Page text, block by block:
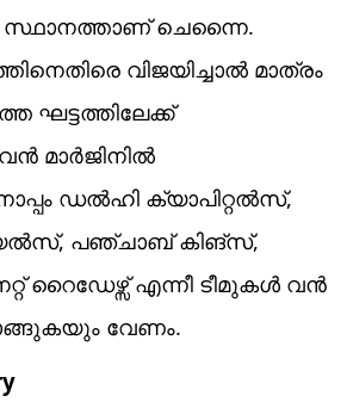
സ്ഥാനത്താണ് ചെന്നൈ.
വിജയിച്ചാൽ മാത്രം
ഘട്ടത്തിലേക്ക്
മാർജിനിൽ
ഡൽഹി ക്യാപിറ്റൽസ്,
പഞ്ചാബ് കിങ്സ്,
റൈഡേഴ്സ് എന്നീ ടീമുകൾ വൻ
വേണം.